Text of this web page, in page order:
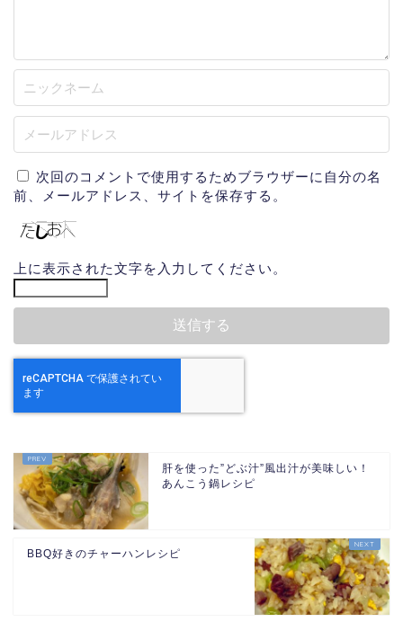
次回のコメントで使用するためブラウザーに自分の名
前、メールアドレス、サイトを保存する。
上に表示された文字を入力してください。
肝を使った”どぶ汁”風出汁が美味しい！
あんこう鍋レシピ
BBQ好きのチャーハンレシピ